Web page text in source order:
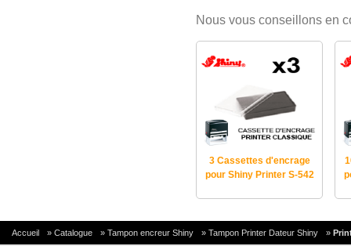
Nous vous conseillons en
3 Cassettes d'encrage
pour Shiny Printer S-542
Accueil » Catalogue » Tampon encreur Shiny » Tampon Printer Dateur Shiny »